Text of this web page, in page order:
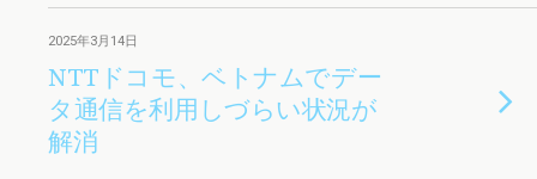
2025年3月14日
NTTドコモ、ベトナムでデー
タ通信を利用しづらい状況が
解消